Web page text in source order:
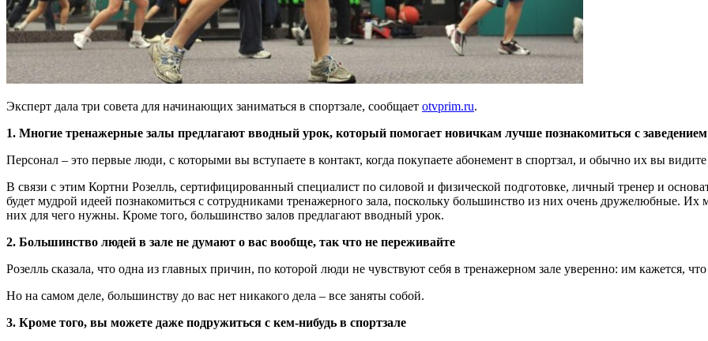
Эксперт дала три совета для начинающих заниматься в спортзале, сообщает otvprim.ru.
1. Многие тренажерные залы предлагают вводный урок, который помогает новичкам лучше познакомиться с
Персонал – это первые люди, с которыми вы вступаете в контакт, когда покупаете абонемент в спортзал, и обычно их вы
В связи с этим Кортни Розелль, сертифицированный специалист по силовой и физической подготовке, личный тренер и
будет мудрой идеей познакомиться с сотрудниками тренажерного зала, поскольку большинство из них очень дружелюбные.
них для чего нужны. Кроме того, большинство залов предлагают вводный урок.
2. Большинство людей в зале не думают о вас вообще, так что не переживайте
Розелль сказала, что одна из главных причин, по которой люди не чувствуют себя в тренажерном зале уверенно: им кажется,
Но на самом деле, большинству до вас нет никакого дела – все заняты собой.
3. Кроме того, вы можете даже подружиться с кем-нибудь в спортзале